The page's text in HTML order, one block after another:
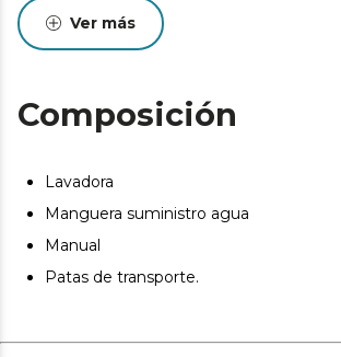
Además favorece al ahorro energético.
SteamMax. Asegura la limpieza
Drum Clean. El tambor se limpia solo
vapor al 99,9%, destacando
de agua fría. Deja tu ropa 100% libre
bacterias y mantenla como el primer
deslizamiento de las prendas.
Ver más
Composición
Lavadora
Manguera suministro agua
Manual
Patas de transporte.